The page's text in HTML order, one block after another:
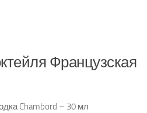
Французская
Chambord – 30 мл